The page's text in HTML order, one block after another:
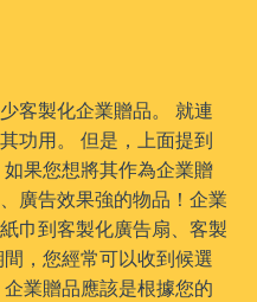
客製化企業贈品。 就連
功用。 但是，上面提到
果您想將其作為企業贈
廣告效果強的物品！企業
巾到客製化廣告扇、客製
，您經常可以收到候選
業贈品應該是根據您的